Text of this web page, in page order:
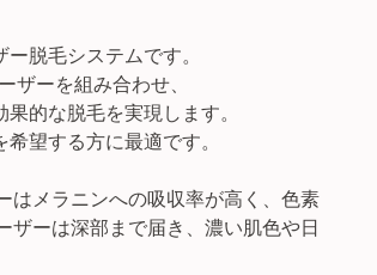
脱毛システムです。
ーを組み合わせ、
的な脱毛を実現します。
望する方に最適です。
はメラニンへの吸収率が高く、色素
ザーは深部まで届き、濃い肌色や日